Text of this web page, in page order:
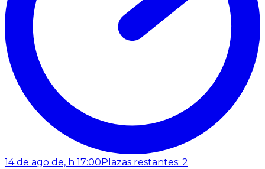
14 de ago de, h 17:00 Plazas restantes: 2